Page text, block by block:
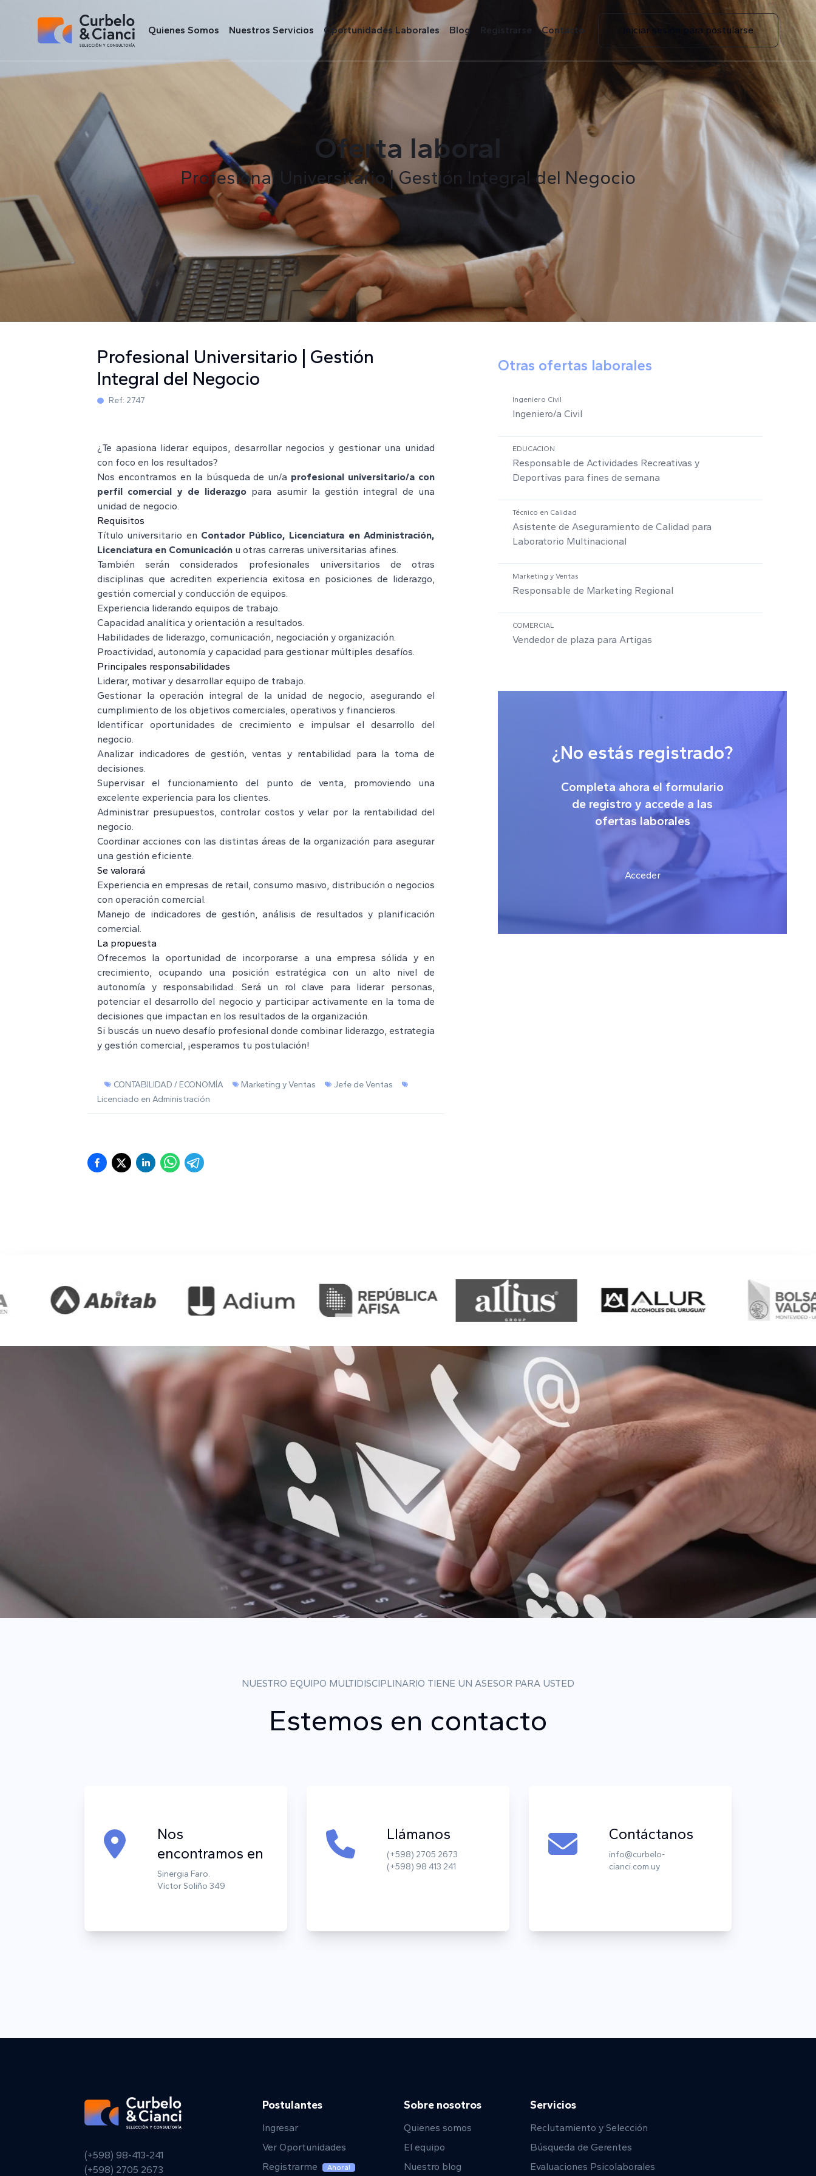
Quienes Somos Nuestros Servicios Oportunidades Laborales Blog Registrarse Contacto Iniciar sesión para postularse
Oferta laboral
Profesional Universitario | Gestión Integral del Negocio
Profesional Universitario | Gestión
Integral del Negocio
Ref: 2747
¿Te apasiona liderar equipos, desarrollar negocios y gestionar una unidad
con foco en los resultados?
Nos encontramos en la búsqueda de un/a profesional universitario/a con
perfil comercial y de liderazgo para asumir la gestión integral de una
unidad de negocio.
Requisitos
Título universitario en Contador Público, Licenciatura en Administración,
Licenciatura en Comunicación u otras carreras universitarias afines.
También serán considerados profesionales universitarios de otras
disciplinas que acrediten experiencia exitosa en posiciones de liderazgo,
gestión comercial y conducción de equipos.
Experiencia liderando equipos de trabajo.
Capacidad analítica y orientación a resultados.
Habilidades de liderazgo, comunicación, negociación y organización.
Proactividad, autonomía y capacidad para gestionar múltiples desafíos.
Principales responsabilidades
Liderar, motivar y desarrollar equipo de trabajo.
Gestionar la operación integral de la unidad de negocio, asegurando el
cumplimiento de los objetivos comerciales, operativos y financieros.
Identificar oportunidades de crecimiento e impulsar el desarrollo del
negocio.
Analizar indicadores de gestión, ventas y rentabilidad para la toma de
decisiones.
Supervisar el funcionamiento del punto de venta, promoviendo una
excelente experiencia para los clientes.
Administrar presupuestos, controlar costos y velar por la rentabilidad del
negocio.
Coordinar acciones con las distintas áreas de la organización para asegurar
una gestión eficiente.
Se valorará
Experiencia en empresas de retail, consumo masivo, distribución o negocios
con operación comercial.
Manejo de indicadores de gestión, análisis de resultados y planificación
comercial.
La propuesta
Ofrecemos la oportunidad de incorporarse a una empresa sólida y en
crecimiento, ocupando una posición estratégica con un alto nivel de
autonomía y responsabilidad. Será un rol clave para liderar personas,
potenciar el desarrollo del negocio y participar activamente en la toma de
decisiones que impactan en los resultados de la organización.
Si buscás un nuevo desafío profesional donde combinar liderazgo, estrategia
y gestión comercial, ¡esperamos tu postulación!
CONTABILIDAD / ECONOMÍA Marketing y Ventas
Jefe de Ventas
Licenciado en Administración
Otras ofertas laborales
Ingeniero Civil
Ingeniero/a Civil
EDUCACION
Responsable de Actividades Recreativas y
Deportivas para fines de semana
Técnico en Calidad
Asistente de Aseguramiento de Calidad para
Laboratorio Multinacional
Marketing y Ventas
Responsable de Marketing Regional
COMERCIAL
Vendedor de plaza para Artigas
¿No estás registrado?
Completa ahora el formulario
de registro y accede a las
ofertas laborales
Acceder
NUESTRO EQUIPO MULTIDISCIPLINARIO TIENE UN ASESOR PARA USTED
Estemos en contacto
Nos
encontramos en
Sinergia Faro.
Víctor Soliño 349
Llámanos
(+598) 2705 2673
(+598) 98 413 241
Contáctanos
info@curbelo-
cianci.com.uy
(+598) 98-413-241
(+598) 2705 2673
Postulantes
Ingresar
Ver Oportunidades
Registrarme
Ahora!
Sobre nosotros
Quienes somos
El equipo
Nuestro blog
Servicios
Reclutamiento y Selección
Búsqueda de Gerentes
Evaluaciones Psicolaborales